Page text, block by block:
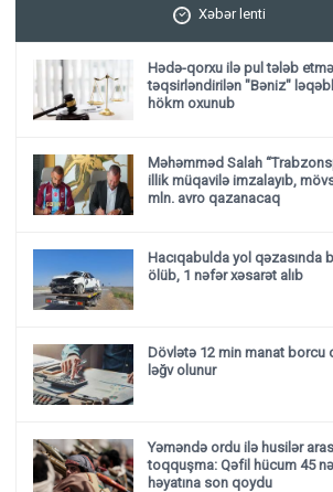
Xəbər lenti
Hədə-qorxu ilə pul tələb
təqsirləndirilən "Bəniz"
hökm oxunub
Məhəmməd Salah
illik müqavilə imzalayıb,
mln. avro qazanacaq
Hacıqabulda yol qəzasında
ölüb, 1 nəfər xəsarət alıb
Dövlətə 12 min manat borcu
ləğv olunur
Yəməndə ordu ilə husilər
toqquşma: Qəfil hücum 45
həyatına son qoydu